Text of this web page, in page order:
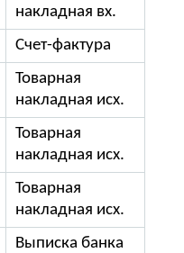
накладная вх.
Счет-фактура
Товарная
накладная исх.
Товарная
накладная исх.
Товарная
накладная исх.
Выписка банка